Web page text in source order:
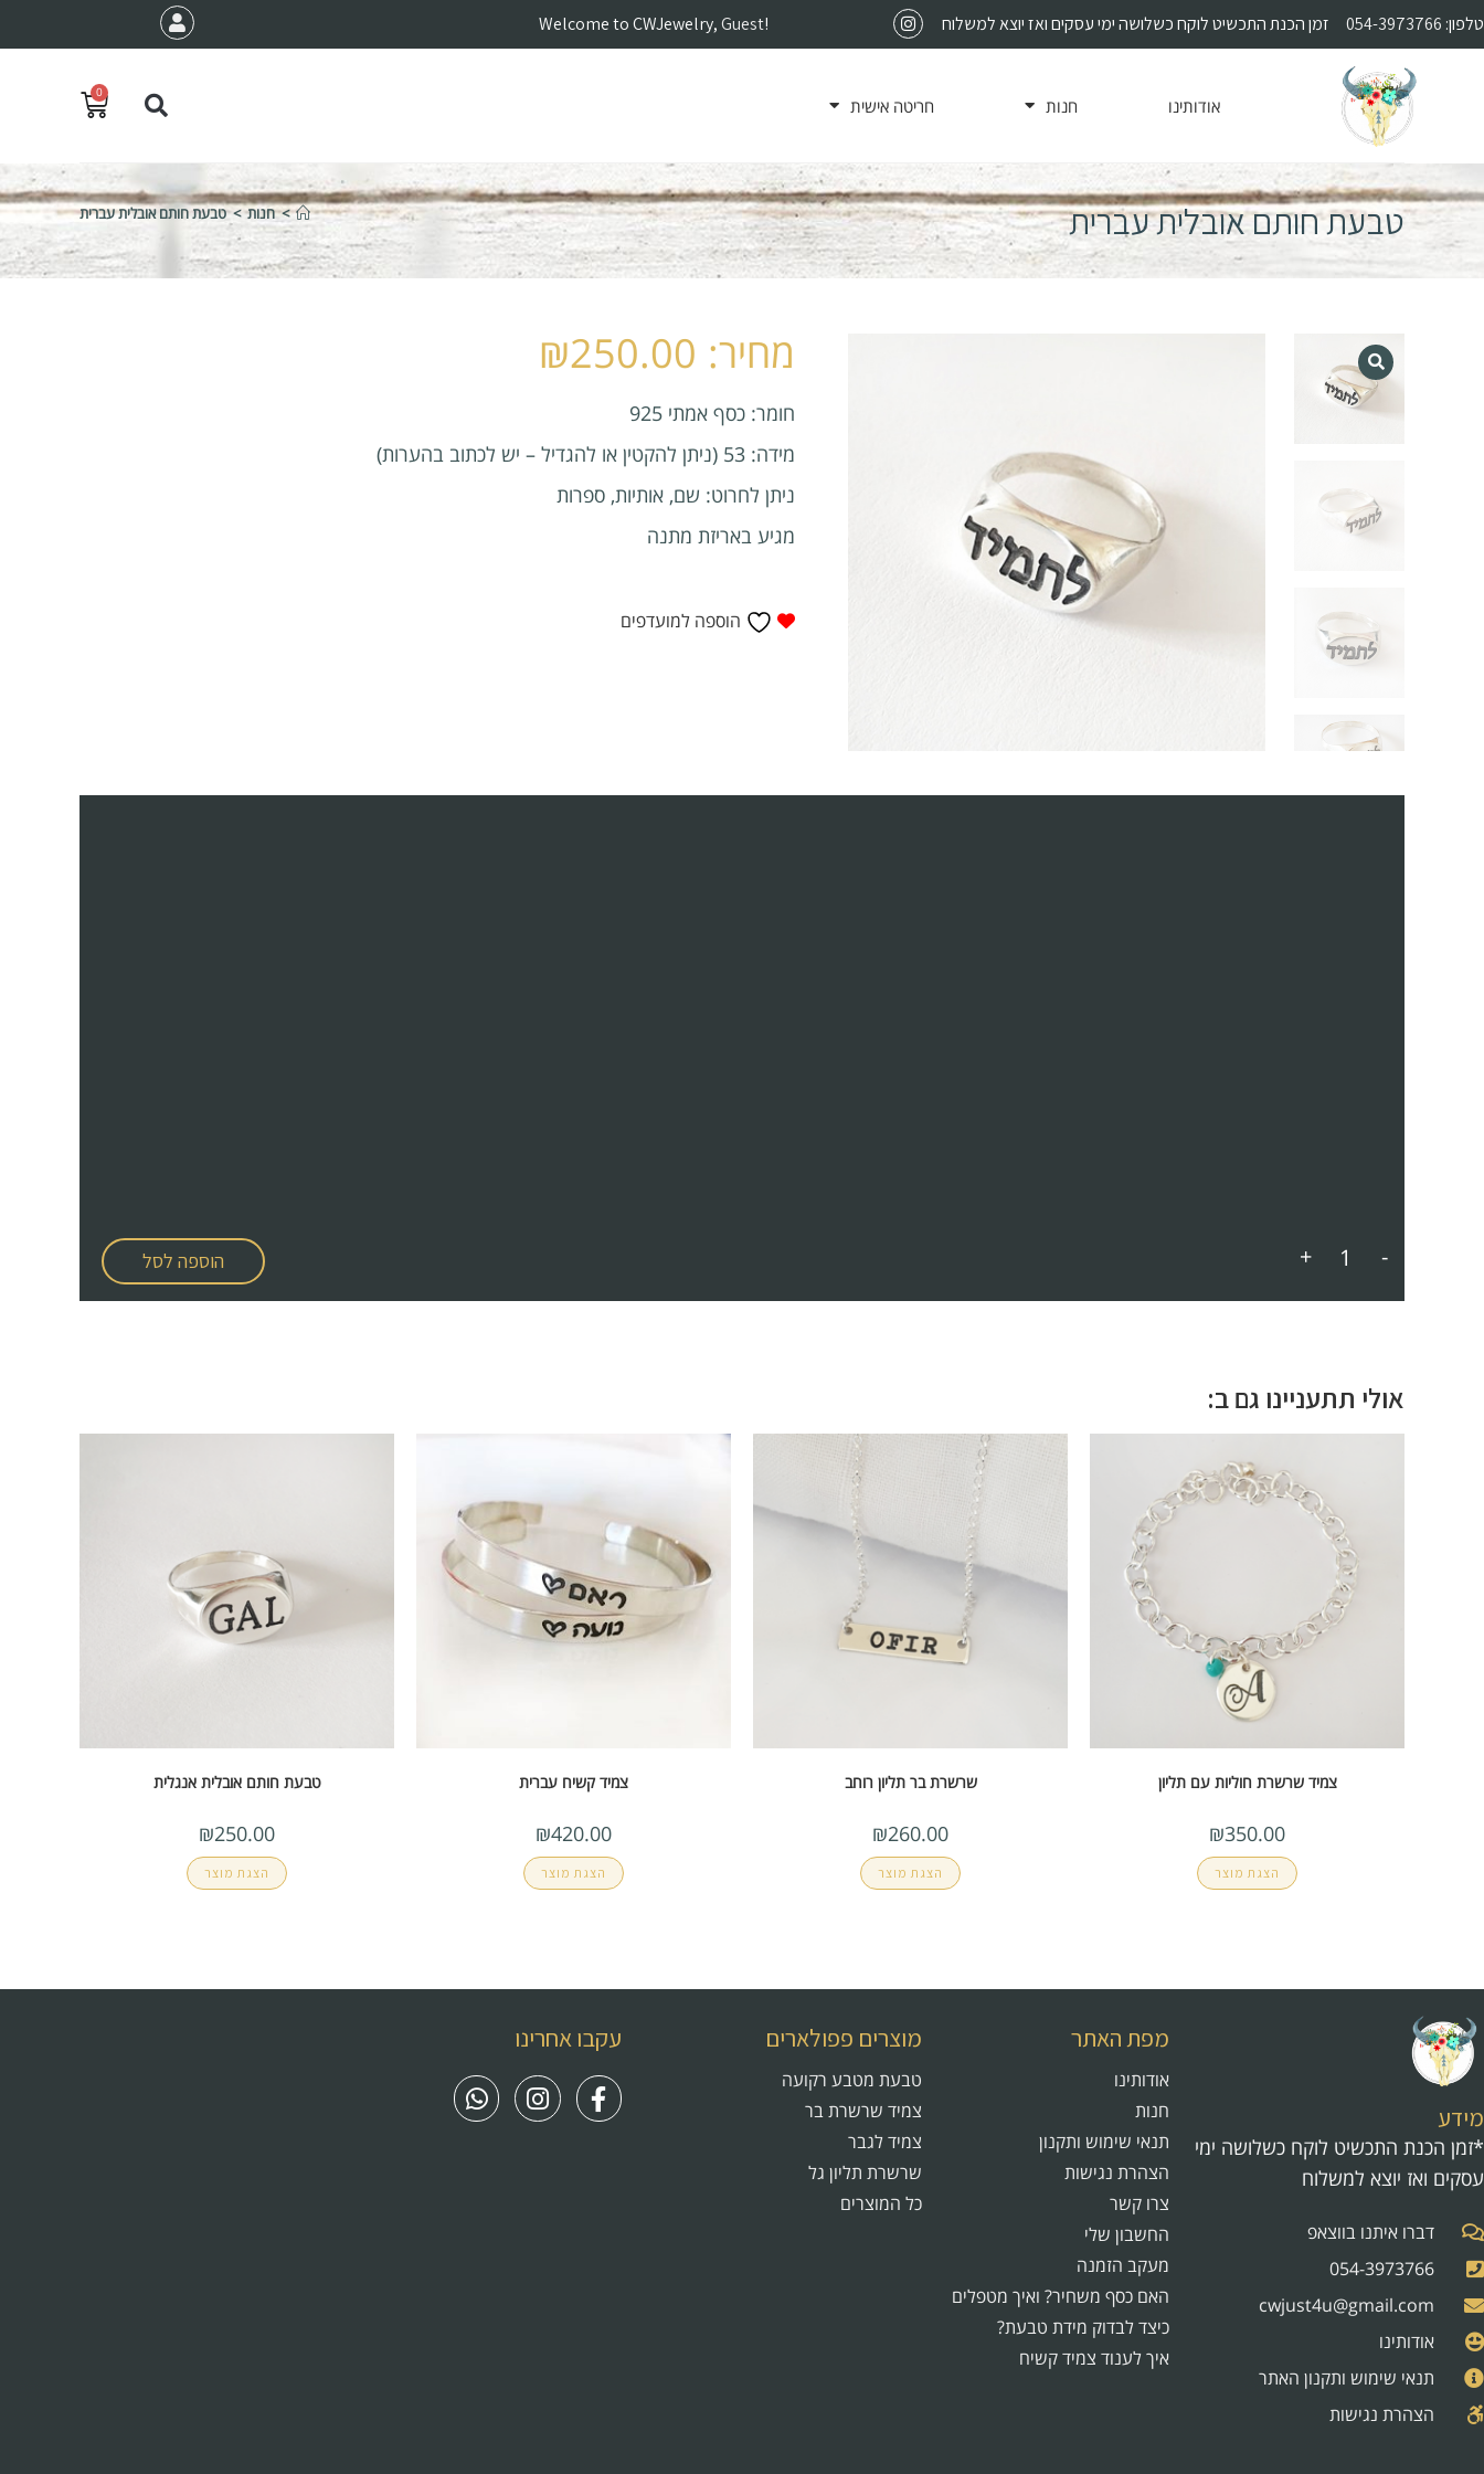
טלפון: 054-3973766 זמן הכנת התכשיט לוקח כשלושה ימי עסקים ואז יוצא למשלוח Welcome to CWJewelry,Guest!
אודותינו חנות חריטה אישית
0
טבעת חותם אובלית עברית > חנות > טבעת חותם אובלית עברית
₪250.00
חומר: כסף אמתי 925
מידה: 53 (ניתן להקטין או להגדיל – יש לכתוב בהערות)
ניתן לחרוט: שם, אותיות, ספרות
מגיע באריזת מתנה
הוספה למועדפים
-
+ הוספה לסל
אולי תתעניינו גם ב:
צמיד שרשרת חוליות עם תליון
₪350.00
הצגת מוצר
שרשרת בר תליון רוחב
₪260.00
הצגת מוצר
צמיד קשיח עברית
₪420.00
הצגת מוצר
טבעת חותם אובלית אנגלית
₪250.00
הצגת מוצר
מידע
*זמן הכנת התכשיט לוקח כשלושה ימי
עסקים ואז יוצא למשלוח
דברו איתנו בווצאפ
054-3973766
cwjust4u@gmail.com
אודותינו
תנאי שימוש ותקנון האתר
הצהרת נגישות
מפת האתר
אודותינו
חנות
תנאי שימוש ותקנון
הצהרת נגישות
צרו קשר
החשבון שלי
מעקב הזמנה
האם כסף משחיר? ואיך מטפלים
כיצד לבדוק מידת טבעת?
איך לענוד צמיד קשיח
מוצרים פפולארים
טבעת מטבע רקועה
צמיד שרשרת בר
צמיד לגבר
שרשרת תליון גל
כל המוצרים
עקבו אחרינו